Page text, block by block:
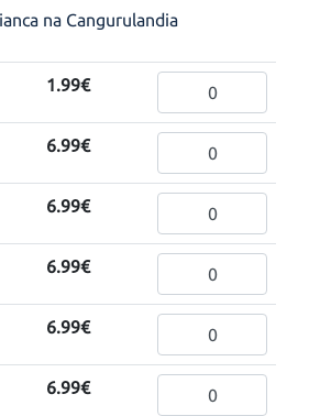
na Cangurulandia
1.99€
6.99€
6.99€
6.99€
6.99€
6.99€